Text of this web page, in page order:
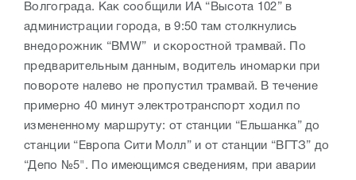
Волгограда. Как сообщили ИА “Высота 102” в
администрации города, в 9:50 там столкнулись
внедорожник “BMW” и скоростной трамвай. По
предварительным данным, водитель иномарки при
повороте налево не пропустил трамвай. В течение
примерно 40 минут электротранспорт ходил по
измененному маршруту: от станции “Ельшанка” до
станции “Европа Сити Молл” и от станции “ВГТЗ” до
“Депо №5". По имеющимся сведениям, при аварии